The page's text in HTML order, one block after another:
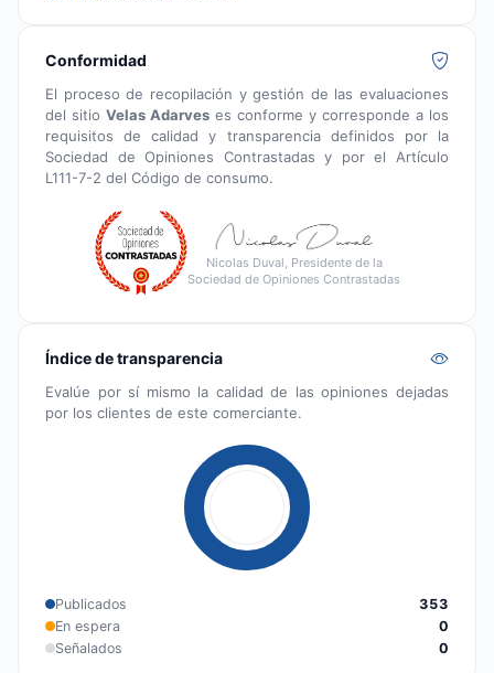
Conformidad
El proceso de recopilación y gestión de las evaluaciones
del sitio Velas Adarves es conforme y corresponde a los
requisitos de calidad y transparencia definidos por la
Sociedad de Opiniones Contrastadas y por el Artículo
L111-7-2 del Código de consumo.
Nicolas Duval, Presidente de la
Sociedad de Opiniones Contrastadas
Índice de transparencia
Evalúe por sí mismo la calidad de las opiniones dejadas
por los clientes de este comerciante.
Publicados
353
En espera
0
Señalados
0